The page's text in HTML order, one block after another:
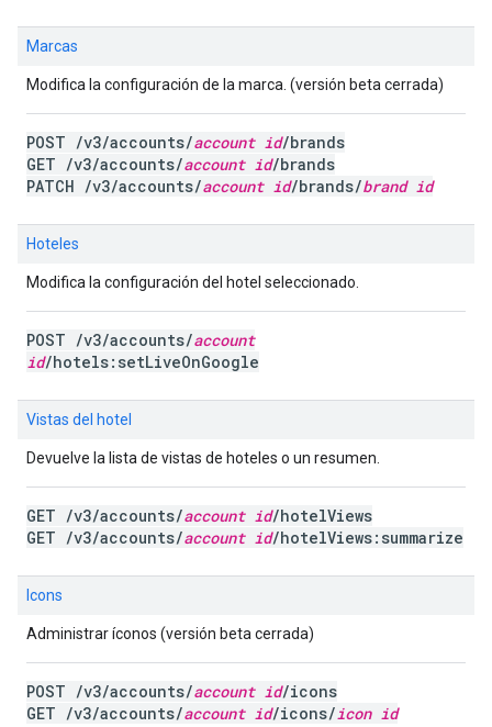
Marcas
Modifica la configuración de la marca. (versión beta cerrada)
POST /v3/accounts/account id/brands
GET /v3/accounts/account id/brands
PATCH /v3/accounts/account id/brands/brand id
Hoteles
Modifica la configuración del hotel seleccionado.
POST /v3/accounts/account
id/hotels:setLiveOnGoogle
Vistas del hotel
Devuelve la lista de vistas de hoteles o un resumen.
GET /v3/accounts/account id/hotelViews
GET /v3/accounts/account id/hotelViews:summarize
Icons
Administrar íconos (versión beta cerrada)
POST /v3/accounts/account id/icons
GET /v3/accounts/account id/icons/icon id